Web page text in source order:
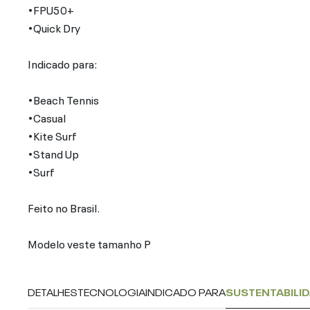
•FPU50+
•Quick Dry
Indicado para:
•Beach Tennis
•Casual
•Kite Surf
•Stand Up
•Surf
Feito no Brasil.
Modelo veste tamanho P
DETALHESTECNOLOGIAINDICADO PARA